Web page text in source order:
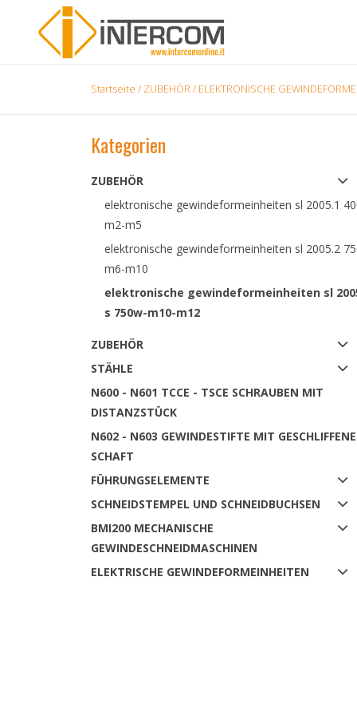
Startseite / ZUBEHÖR/ ELEKTRONISCHE
Kategorien
ZUBEHÖR
elektronische gewindeformeinheiten sl 2005.1
m2-m5
elektronische gewindeformeinheiten sl 2005.2
m6-m10
elektronische gewindeformeinheiten sl
s 750w-m10-m12
ZUBEHÖR
STÄHLE
N600 - N601 TCCE - TSCE SCHRAUBEN MIT
DISTANZSTÜCK
N602 - N603 GEWINDESTIFTE MIT
SCHAFT
FÜHRUNGSELEMENTE
SCHNEIDSTEMPEL UND SCHNEIDBUCHSEN
BMI200 MECHANISCHE
GEWINDESCHNEIDMASCHINEN
ELEKTRISCHE GEWINDEFORMEINHEITEN